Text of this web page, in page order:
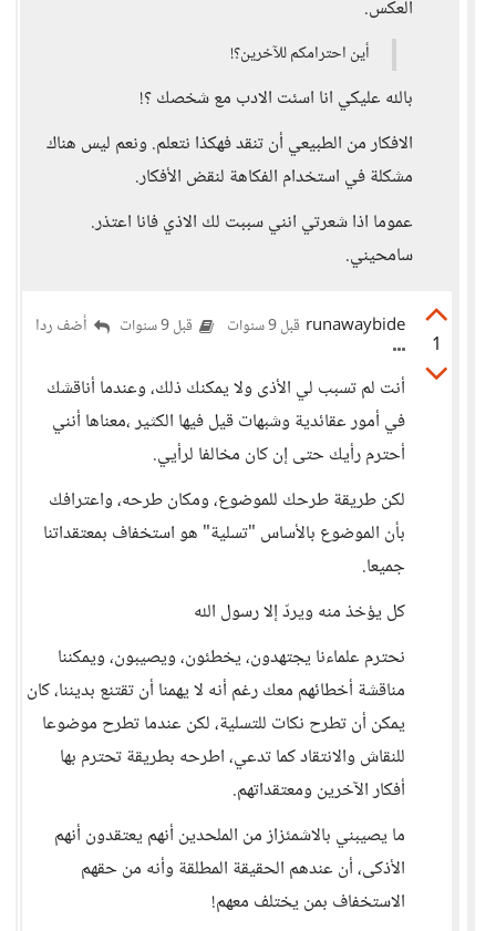
العكس.
أين احترامكم للآخرين؟!
بالله عليكي انا اسئت الادب مع شخصك ؟!
الافكار من الطبيعي أن تنقد فهكذا نتعلم. ونعم ليس هناك
مشكلة في استخدام الفكاهة لنقض الأفكار.
عموما اذا شعرتي انني سببت لك الاذي فانا اعتذر.
سامحيني.
1
runawaybide قبل 9 سنوات قبل 9 سنوات أضف ردا
أنت لم تسبب لي الأذى ولا يمكنك ذلك، وعندما أناقشك
في أمور عقائدية وشبهات قيل فيها الكثير ،معناها أنني
أحترم رأيك حتى إن كان مخالفا لرأيي.
لكن طريقة طرحك للموضوع، ومكان طرحه، واعترافك
بأن الموضوع بالأساس "تسلية" هو استخفاف بمعتقداتنا
جميعا.
كل يؤخذ منه ويردّ إلا رسول الله
نحترم علماءنا يجتهدون، يخطئون، ويصيبون، ويمكننا
مناقشة أخطائهم معك رغم أنه لا يهمنا أن تقتنع بديننا، كان
يمكن أن تطرح نكات للتسلية، لكن عندما تطرح موضوعا
للنقاش والانتقاد كما تدعي، اطرحه بطريقة تحترم بها
أفكار الآخرين ومعتقداتهم.
ما يصيبني بالاشمئزاز من الملحدين أنهم يعتقدون أنهم
الأذكى، أن عندهم الحقيقة المطلقة وأنه من حقهم
الاستخفاف بمن يختلف معهم!